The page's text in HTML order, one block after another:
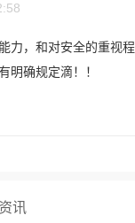
力，和对安全的重视
明确规定滴！！
讯